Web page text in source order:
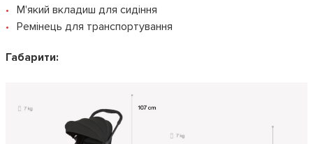
М'який вкладиш для сидіння
Ремінець для транспортування
Габарити: